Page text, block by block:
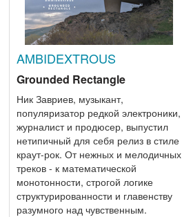
AMBIDEXTROUS
Grounded Rectangle
Ник Завриев, музыкант,
популяризатор редкой электроники,
журналист и продюсер, выпустил
нетипичный для себя релиз в стиле
краут-рок. От нежных и мелодичных
треков - к математической
монотонности, строгой логике
структурированности и главенству
разумного над чувственным.